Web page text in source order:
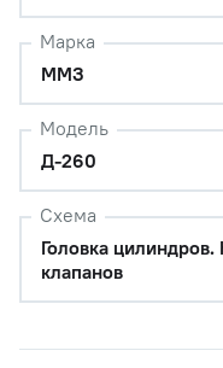
Марка
ММЗ
Модель
Д-260
Схема
Головка
клапанов